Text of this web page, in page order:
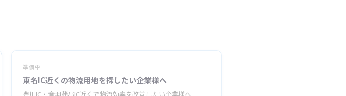
準備中
東名IC近くの物流用地を探したい企業様へ
豊川IC・音羽蒲郡IC近くで物流効率を改善したい企業様へ